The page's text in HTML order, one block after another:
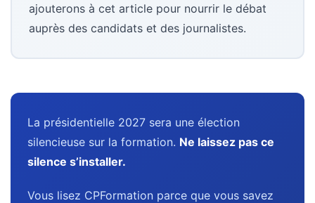
ajouterons à cet article pour nourrir le débat
auprès des candidats et des journalistes.
La présidentielle 2027 sera une élection
silencieuse sur la formation. Ne laissez pas ce
silence s’installer.
Vous lisez CPFormation parce que vous savez